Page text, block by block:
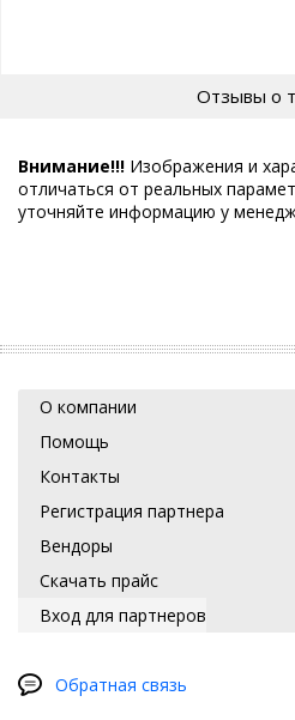
Отзывы о
Внимание!!! Изображения и
отличаться от реальных
уточняйте информацию у
О компании
Помощь
Контакты
Регистрация партнера
Вендоры
Скачать прайс
Вход для партнеров
Обратная связь